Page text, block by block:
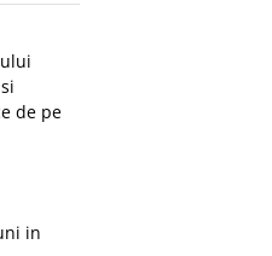
de pe
in